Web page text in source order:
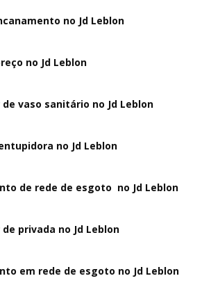
no Jd Leblon
no Jd Leblon
vaso sanitário no Jd Leblon
no Jd Leblon
de rede de esgoto no Jd Leblon
privada no Jd Leblon
em rede de esgoto no Jd Leblon